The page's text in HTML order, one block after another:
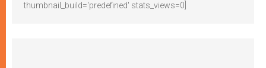
thumbnail_build='predefined' stats_views=0]